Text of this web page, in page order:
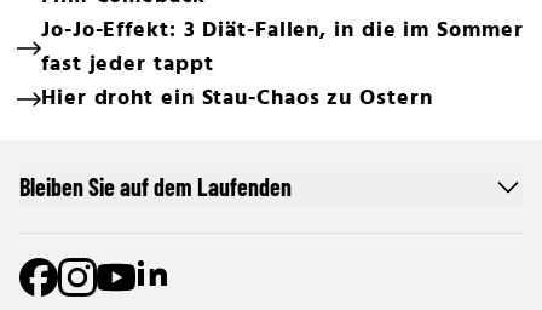
Jo-Jo-Effekt: 3 Diät-Fallen, in die im Sommer
fast jeder tappt
Hier droht ein Stau-Chaos zu Ostern
Bleiben Sie auf dem Laufenden